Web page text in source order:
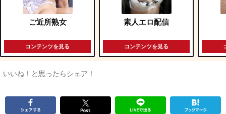
ご近所熟女
コンテンツを見る
素人エロ配信
コンテンツを見る
いいね！と思ったらシェア！